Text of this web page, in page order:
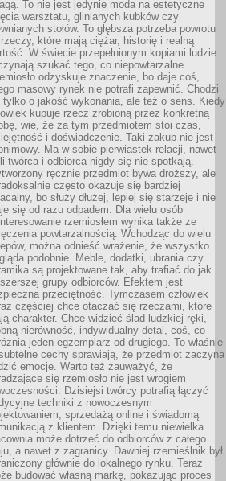
To nie jest jedynie moda na estetyczne
warsztatu, glinianych kubków czy
stołów. To głębsza potrzeba powrotu
które mają ciężar, historię i realną
W świecie przepełnionym kopiami ludzie
szukać tego, co niepowtarzalne.
odzyskuje znaczenie, bo daje coś,
masowy rynek nie potrafi zapewnić. Chodzi
tylko o jakość wykonania, ale też o sens. Kiedy
kupuje rzecz zrobioną przez konkretną
wie, że za tym przedmiotem stoi czas,
i doświadczenie. Taki zakup nie jest
Ma w sobie pierwiastek relacji, nawet
twórca i odbiorca nigdy się nie spotkają.
ręcznie przedmiot bywa droższy, ale
często okazuje się bardziej
bo służy dłużej, lepiej się starzeje i nie
się od razu odpadem. Dla wielu osób
rzemiosłem wynika także ze
powtarzalnością. Wchodząc do wielu
można odnieść wrażenie, że wszystko
podobnie. Meble, dodatki, ubrania czy
są projektowane tak, aby trafiać do jak
grupy odbiorców. Efektem jest
przeciętność. Tymczasem człowiek
częściej chce otaczać się rzeczami, które
charakter. Chce widzieć ślad ludzkiej ręki,
nierówność, indywidualny detal, coś, co
jeden egzemplarz od drugiego. To właśnie
cechy sprawiają, że przedmiot zaczyna
emocje. Warto też zauważyć, że
się rzemiosło nie jest wrogiem
Dzisiejsi twórcy potrafią łączyć
techniki z nowoczesnym
sprzedażą online i świadomą
z klientem. Dzięki temu niewielka
może dotrzeć do odbiorców z całego
a nawet z zagranicy. Dawniej rzemieślnik był
głównie do lokalnego rynku. Teraz
budować własną markę, pokazując proces